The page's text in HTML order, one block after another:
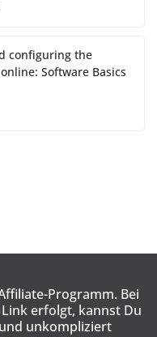
configuring the
Software Basics
Programm. Bei
erfolgt, kannst Du
unkompliziert